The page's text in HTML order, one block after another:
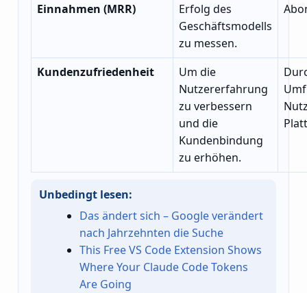
Einnahmen (MRR)
Erfolg des
Geschäftsmodells
zu messen.
Kundenzufriedenheit
Um die
Nutzererfahrung
zu verbessern
und die
Kundenbindung
zu erhöhen.
Unbedingt lesen:
Das ändert sich – Google verändert
nach Jahrzehnten die Suche
This Free VS Code Extension Shows
Where Your Claude Code Tokens
Are Going